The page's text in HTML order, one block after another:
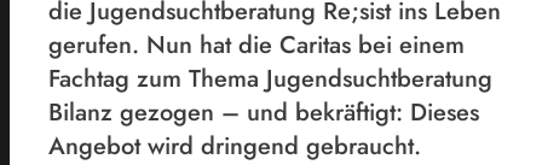
die Jugendsuchtberatung Re;sist ins Leben
gerufen. Nun hat die Caritas bei einem
Fachtag zum Thema Jugendsuchtberatung
Bilanz gezogen – und bekräftigt: Dieses
Angebot wird dringend gebraucht.